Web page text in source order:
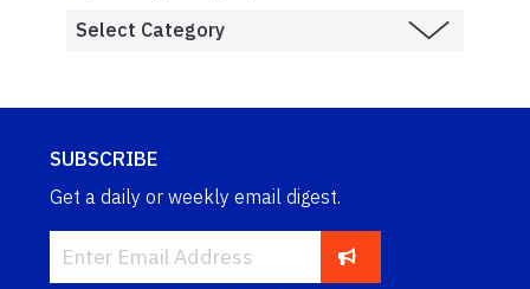
SUBSCRIBE
Get a daily or weekly email digest.